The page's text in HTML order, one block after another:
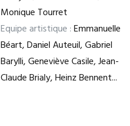
Monique Tourret
Equipe artistique :Emmanuelle
Béart, Daniel Auteuil, Gabriel
Barylli, Geneviève Casile, Jean-
Claude Brialy, Heinz Bennent...